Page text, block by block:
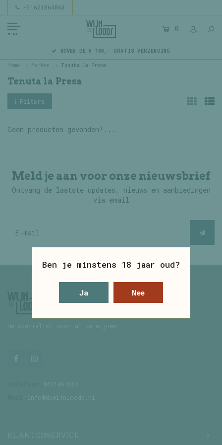
+31621864863
MENU
0
BOVEN DE € 100,- GRATIS VERZENDING
Home Merken Tenuta la Presa
Tenuta la Presa
Filters
Geen producten gevonden!...
Meld je aan voor onze nieuwsbrief
Ontvang de laatste updates, nieuws en aanbiedingen
via email
De specialist voor al uw wijnen
0621864863
info@dewijnloods.nl
KLANTENSERVICE
Ben je minstens 18 jaar oud?
Ja Nee